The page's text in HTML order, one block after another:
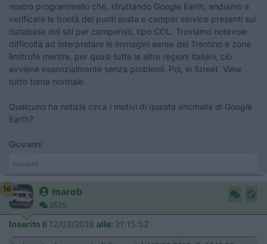
nostro programmello che, sfruttando Google Earth, andiamo a
verificare la bontà dei punti sosta e camper service presenti sui
database dei siti per camperisti, tipo COL. Troviamo notevole
difficoltà ad interpretare le immagini aeree del Trentino e zone
limitrofe mentre, per quasi tutte le altre regioni italiani, ciò
avviene essenzialmente senza problemi. Poi, in Street View
tutto torna normale.
Qualcuno ha notizia circa i motivi di questa anomalia di Google
Earth?
Giovanni
Giovanni
16 marob
2525
Inserito il 12/03/2018 alle: 21:15:52